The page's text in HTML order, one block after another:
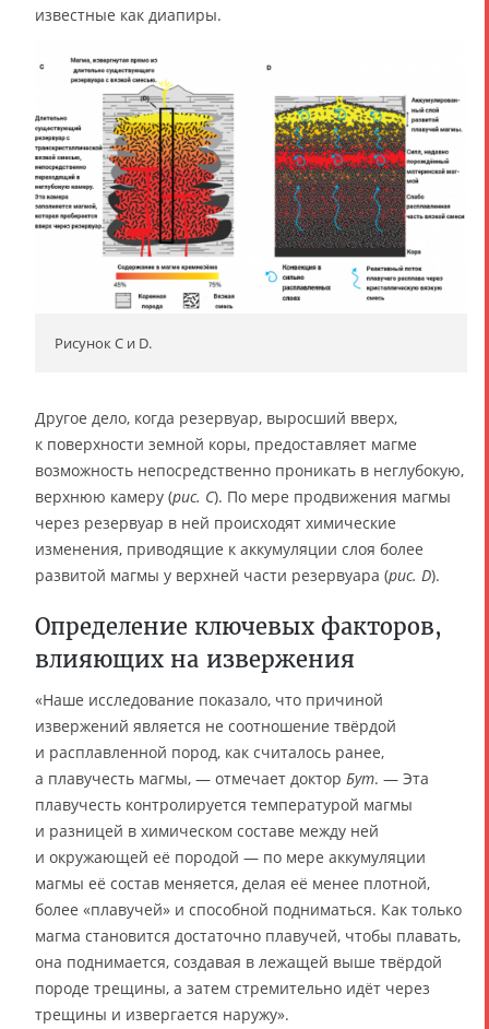
известные как диапиры.
Рисунок C и D.
Другое дело, когда резервуар, выросший вверх,
к поверхности земной коры, предоставляет магме
возможность непосредственно проникать в неглубокую,
верхнюю камеру (рис. C). По мере продвижения магмы
через резервуар в ней происходят химические
изменения, приводящие к аккумуляции слоя более
развитой магмы у верхней части резервуара (рис. D).
Определение ключевых факторов,
влияющих на извержения
«Наше исследование показало, что причиной
извержений является не соотношение твёрдой
и расплавленной пород, как считалось ранее,
а плавучесть магмы, — отмечает доктор Бут. — Эта
плавучесть контролируется температурой магмы
и разницей в химическом составе между ней
и окружающей её породой — по мере аккумуляции
магмы её состав меняется, делая её менее плотной,
более «плавучей» и способной подниматься. Как только
магма становится достаточно плавучей, чтобы плавать,
она поднимается, создавая в лежащей выше твёрдой
породе трещины, а затем стремительно идёт через
трещины и извергается наружу».